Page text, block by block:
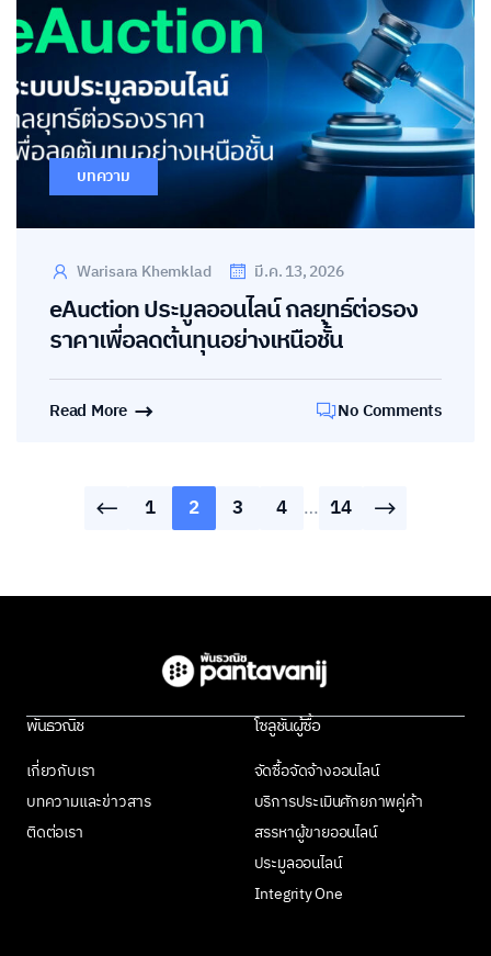
บทความ
Warisara Khemklad มี.ค. 13, 2026
eAuction ประมูลออนไลน์ กลยุทธ์ต่อรอง
ราคาเพื่อลดต้นทุนอย่างเหนือชั้น
Read More No Comments
1 2 3 4 … 14
พันธวณิช
เกี่ยวกับเรา
บทความและข่าวสาร
ติดต่อเรา
โซลูชันผู้ซื้อ
จัดซื้อจัดจ้างออนไลน์
บริการประเมินศักยภาพคู่ค้า
สรรหาผู้ขายออนไลน์
ประมูลออนไลน์
Integrity One